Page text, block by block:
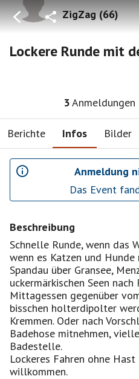
ZigZag(66)
Lockere Runde mit
3Anmeldungen
Berichte Infos Bilder
Anmeldung
Das Event
Beschreibung
Schnelle Runde, wenn das
wenn es Katzen und
Spandau über Gransee,
uckermärkischen Seen nach
Mittagessen gegenüber
bisschen holterdipolter
Kremmen. Oder nach
Badehose mitnehmen,
Badestelle.
Lockeres Fahren ohne
willkommen.